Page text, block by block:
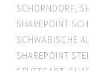
SCHORNDORF,
SHAREPOINT
SCHWÄBISCHE
SHAREPOINT